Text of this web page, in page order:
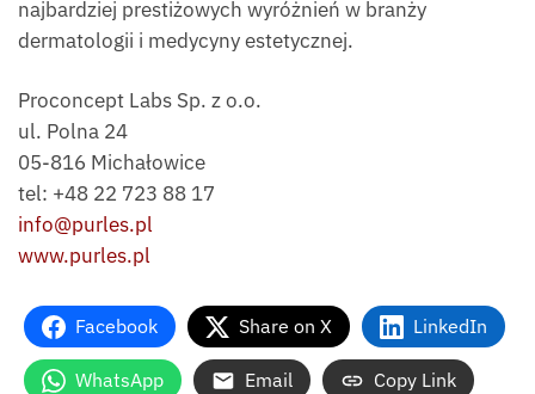
najbardziej prestiżowych wyróżnień w branży
dermatologii i medycyny estetycznej.
Proconcept Labs Sp. z o.o.
ul. Polna 24
05-816 Michałowice
tel: +48 22 723 88 17
info@purles.pl
www.purles.pl
Facebook Share on X LinkedIn
WhatsApp Email Copy Link